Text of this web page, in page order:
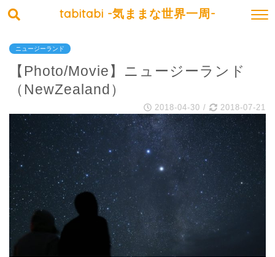
tabitabi -気ままな世界一周-
ニュージーランド
【Photo/Movie】ニュージーランド
（NewZealand）
2018-04-30 / 2018-07-21